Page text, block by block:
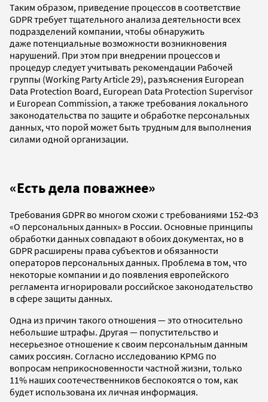
Таким образом, приведение процессов в соответствие
GDPR требует тщательного анализа деятельности всех
подразделений компании, чтобы обнаружить
даже потенциальные возможности возникновения
нарушений. При этом при внедрении процессов и
процедур следует учитывать рекомендации Рабочей
группы (Working Party Article 29), разъяснения European
Data Protection Board, European Data Protection Supervisor
и European Commission, а также требования локального
законодательства по защите и обработке персональных
данных, что порой может быть трудным для выполнения
силами одной организации.
«Есть дела поважнее»
Требования GDPR во многом схожи с требованиями 152-ФЗ
«О персональных данных» в России. Основные принципы
обработки данных совпадают в обоих документах, но в
GDPR расширены права субъектов и обязанности
операторов персональных данных. Проблема в том, что
некоторые компании и до появления европейского
регламента игнорировали российское законодательство
в сфере защиты данных.
Одна из причин такого отношения — это относительно
небольшие штрафы. Другая — попустительство и
несерьезное отношение к своим персональным данным
самих россиян. Согласно исследованию KPMG по
вопросам неприкосновенности частной жизни, только
11% наших соотечественников беспокоятся о том, как
будет использована их личная информация.